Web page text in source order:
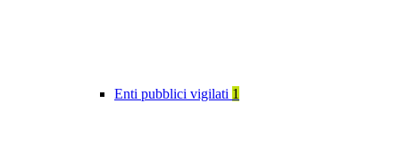
Enti pubblici vigilati 1